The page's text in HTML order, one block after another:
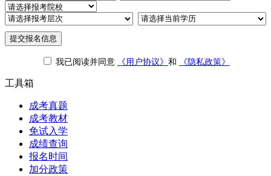
提交报名信息
我已阅读并同意 《用户协议》 和 《隐私政策》
工具箱
成考真题
成考教材
免试入学
成绩查询
报名时间
加分政策